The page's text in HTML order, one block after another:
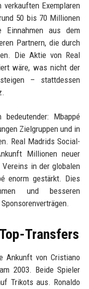
Exemplaren
50 bis 70 Millionen
Einnahmen aus dem
Partnern, die durch
Die Aktie von Real
wäre, was nicht der
– stattdessen
Mbappé
Zielgruppen und in
Real Madrids Social-
Millionen neuer
in der globalen
enorm gestärkt. Dies
und besseren
Transfers
Ankunft von Cristiano
2003. Beide Spieler
Trikots aus. Ronaldo